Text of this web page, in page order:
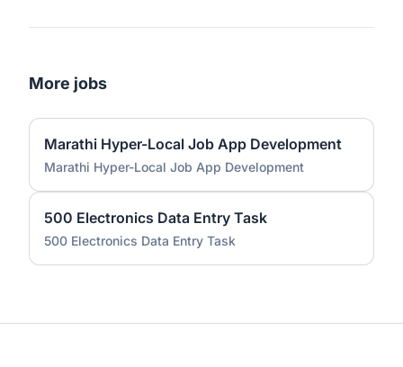
More jobs
Marathi Hyper-Local Job App Development
Marathi Hyper-Local Job App Development
500 Electronics Data Entry Task
500 Electronics Data Entry Task